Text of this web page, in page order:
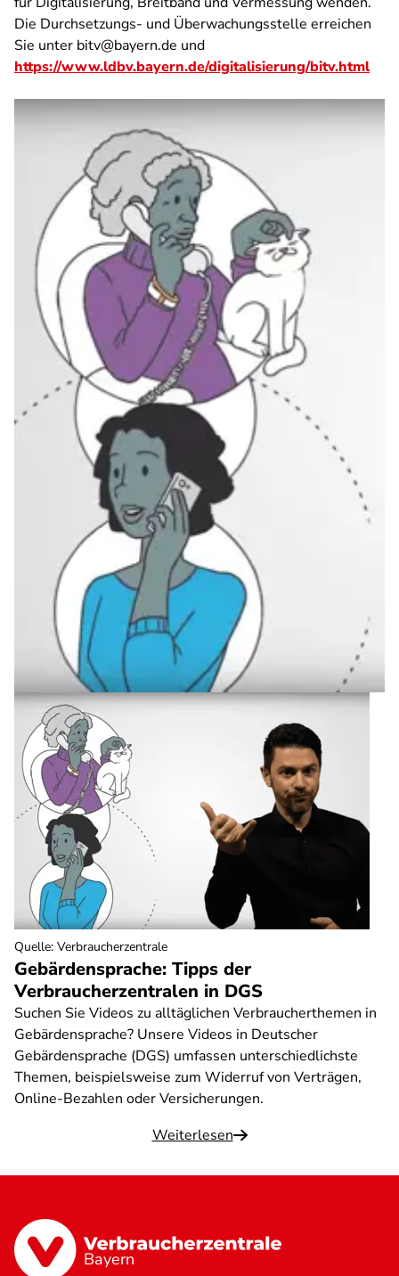
Die Durchsetzungs- und Überwachungsstelle erreichen
Sie unter bitv@bayern.de und
https://www.ldbv.bayern.de/digitalisierung/bitv.html
Gebärdensprache: Tipps der
Verbraucherzentralen in DGS
Suchen Sie Videos zu alltäglichen Verbraucherthemen in
Gebärdensprache? Unsere Videos in Deutscher
Gebärdensprache (DGS) umfassen unterschiedlichste
Themen, beispielsweise zum Widerruf von Verträgen,
Online-Bezahlen oder Versicherungen.
Weiterlesen
Quelle: Verbraucherzentrale
Bayern